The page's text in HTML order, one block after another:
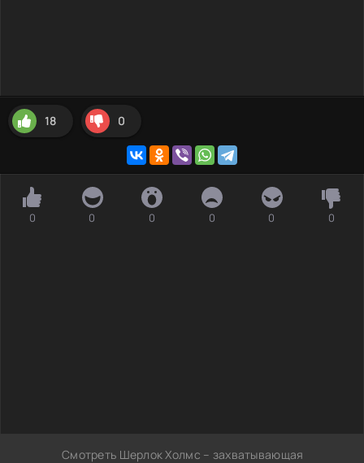
18 0
0 0 0 0 0 0
Смотреть Шерлок Холмс – захватывающая